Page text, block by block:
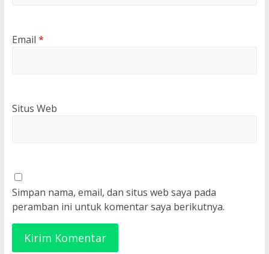
Email *
Situs Web
Simpan nama, email, dan situs web saya pada
peramban ini untuk komentar saya berikutnya.